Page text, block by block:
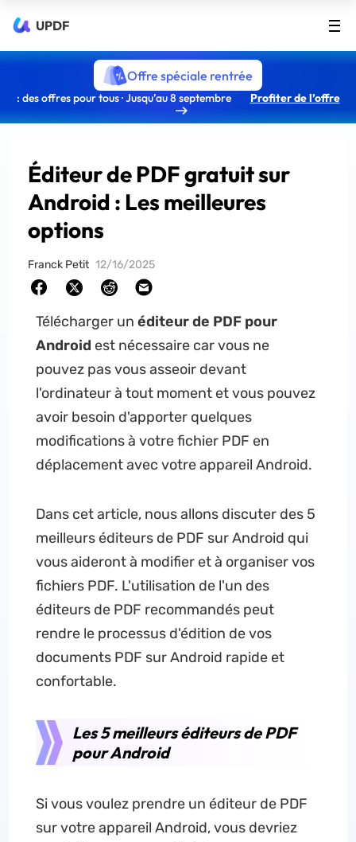
UPDF
Offre spéciale rentrée
: des offres pour tous · Jusqu’au 8 septembre Profiter de l’offre
Éditeur de PDF gratuit sur
Android : Les meilleures
options
Franck Petit 12/16/2025
Télécharger un éditeur de PDF pour
Android est nécessaire car vous ne
pouvez pas vous asseoir devant
l'ordinateur à tout moment et vous pouvez
avoir besoin d'apporter quelques
modifications à votre fichier PDF en
déplacement avec votre appareil Android.
Dans cet article, nous allons discuter des 5
meilleurs éditeurs de PDF sur Android qui
vous aideront à modifier et à organiser vos
fichiers PDF. L'utilisation de l'un des
éditeurs de PDF recommandés peut
rendre le processus d'édition de vos
documents PDF sur Android rapide et
confortable.
Les 5 meilleurs éditeurs de PDF
pour Android
Si vous voulez prendre un éditeur de PDF
sur votre appareil Android, vous devriez